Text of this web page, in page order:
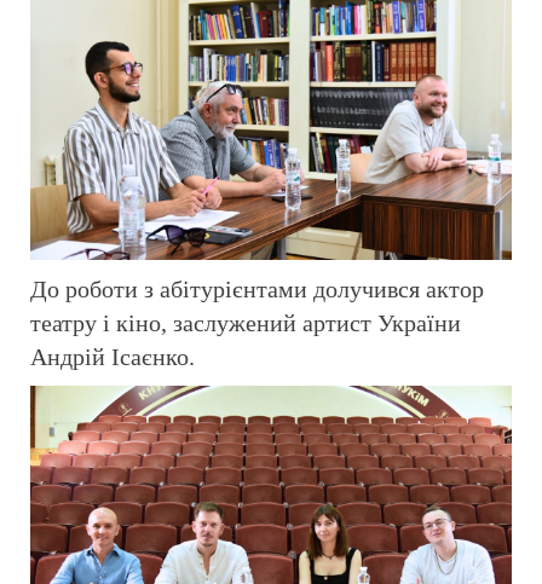
До роботи з абітурієнтами долучився актор
театру і кіно, заслужений артист України
Андрій Ісаєнко.